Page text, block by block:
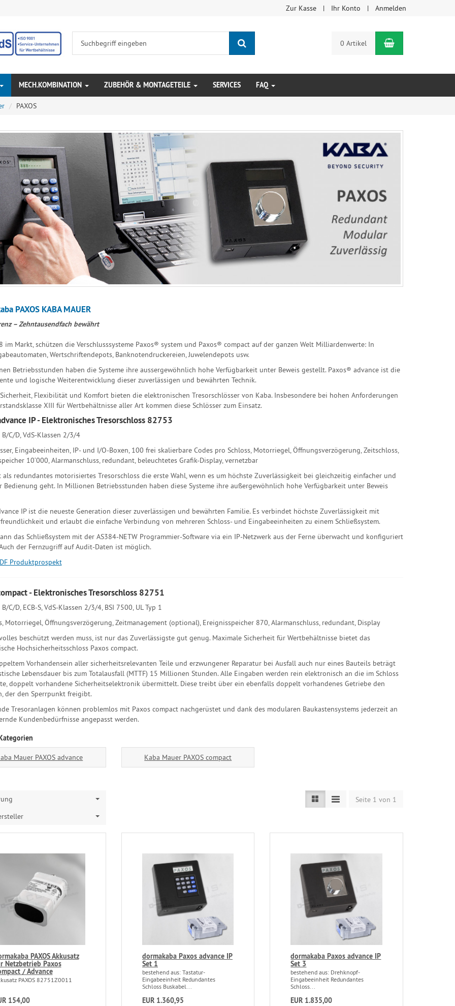
Zur Kasse Ihr Konto Anmelden
0 Artikel Warenkorb
MECH.KOMBINATION ZUBEHÖR & MONTAGETEILE SERVICES FAQ
PAXOS
PAXOS KABA MAUER
– Zehntausendfach bewährt
im Markt, schützen die Verschlusssysteme Paxos® system und Paxos® compact auf der ganzen Welt Milliardenwerte: In
Wertschriftendepots, Banknotendruckereien, Juwelendepots usw.
Betriebsstunden haben die Systeme ihre aussergewöhnlich hohe Verfügbarkeit unter Beweis gestellt. Paxos® advance ist die
und logische Weiterentwicklung dieser zuverlässigen und bewährten Technik.
Flexibilität und Komfort bieten die elektronischen Tresorschlösser von Kaba. Insbesondere bei hohen Anforderungen
XIII für Wertbehältnisse aller Art kommen diese Schlösser zum Einsatz.
IP - Elektronisches Tresorschloss 82753
C/D, VdS-Klassen 2/3/4
Eingabeeinheiten, IP- und I/O-Boxen, 100 frei skalierbare Codes pro Schloss, Motorriegel, Öffnungsverzögerung, Zeitschloss,
10‘000, Alarmanschluss, redundant, beleuchtetes Grafik-Display, vernetzbar
als redundantes motorisiertes Tresorschloss die erste Wahl, wenn es um höchste Zuverlässigkeit bei gleichzeitig einfacher und
geht. In Millionen Betriebsstunden haben diese Systeme ihre außergewöhnlich hohe Verfügbarkeit unter Beweis
IP ist die neueste Generation dieser zuverlässigen und bewährten Familie. Es verbindet höchste Zuverlässigkeit mit
und erlaubt die einfache Verbindung von mehreren Schloss- und Eingabeeinheiten zu einem Schließsystem.
das Schließsystem mit der AS384-NETW Programmier-Software via ein IP-Netzwerk aus der Ferne überwacht und konfiguriert
der Fernzugriff auf Audit-Daten ist möglich.
Produktprospekt
- Elektronisches Tresorschloss 82751
C/D, ECB-S, VdS-Klassen 2/3/4, BSI 7500, UL Typ 1
Motorriegel, Öffnungsverzögerung, Zeitmanagement (optional), Ereignisspeicher 870, Alarmanschluss, redundant, Display
beschützt werden muss, ist nur das Zuverlässigste gut genug. Maximale Sicherheit für Wertbehältnisse bietet das
Hochsicherheitsschloss Paxos compact.
Vorhandensein aller sicherheitsrelevanten Teile und erzwungener Reparatur bei Ausfall auch nur eines Bauteils beträgt
Lebensdauer bis zum Totalausfall (MTTF) 15 Millionen Stunden. Alle Eingaben werden rein elektronisch an die im Schloss
doppelt vorhandene Sicherheitselektronik übermittelt. Diese treibt über ein ebenfalls doppelt vorhandenes Getriebe den
der den Sperrpunkt freigibt.
Tresoranlagen können problemlos mit Paxos compact nachgerüstet und dank des modularen Baukastensystems jederzeit an
Kundenbedürfnisse angepasst werden.
Mauer PAXOS advance Kaba Mauer PAXOS compact
Seite 1 von 1
PAXOS Akkusatz
Netzbetrieb Paxos
/ Advance
PAXOS 82751Z0011
154,00
dormakaba Paxos advance IP
Set 1
bestehend aus: Tastatur-
Eingabeeinheit Redundantes
Schloss Buskabel...
EUR 1.360,95
dormakaba Paxos advance IP
Set 3
bestehend aus: Drehknopf-
Eingabeeinheit Redundantes
Schloss...
EUR 1.835,00